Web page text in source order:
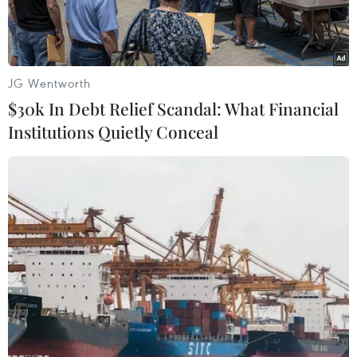
phóng miền Nam.
Người dân đổ về giao lộ Nguyễn Hữu Cảnh - Tôn Đức Thắng từ
sớm để xem Tổng duyệt cấp Nhà nước lễ kỷ niệm, diễu binh,
diễu hành kỷ niệm 50 năm Giải phóng miền Nam, thống nhất
đất nước. (Ảnh: Xuân Anh/TTXVN)
JG Wentworth
$30k In Debt Relief Scandal: What Financial
Institutions Quietly Conceal